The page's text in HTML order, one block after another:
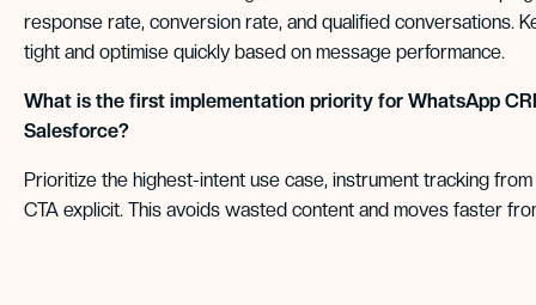
response rate, conversion rate, and qualified conversations.
tight and optimise quickly based on message performance.
What is the first implementation priority for WhatsApp
Salesforce?
Prioritize the highest-intent use case, instrument tracking
CTA explicit. This avoids wasted content and moves faster